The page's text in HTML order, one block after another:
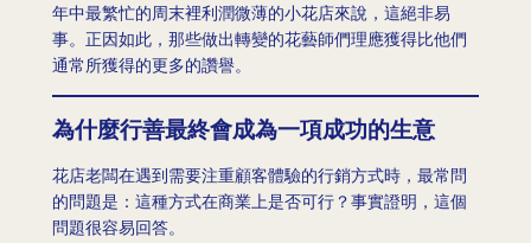
年中最繁忙的周末裡利潤微薄的小花店來說，這絕非易
事。正因如此，那些做出轉變的花藝師們理應獲得比他們
通常所獲得的更多的讚譽。
為什麼行善最終會成為一項成功的生意
花店老闆在遇到需要注重顧客體驗的行銷方式時，最常問
的問題是：這種方式在商業上是否可行？事實證明，這個
問題很容易回答。